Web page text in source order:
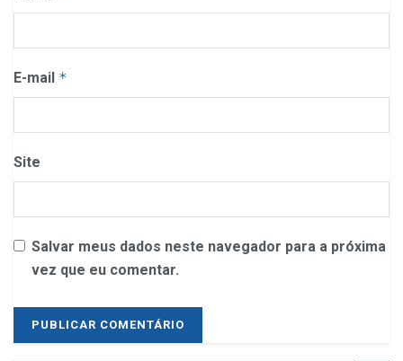
E-mail *
Site
Salvar meus dados neste navegador para a próxima
vez que eu comentar.